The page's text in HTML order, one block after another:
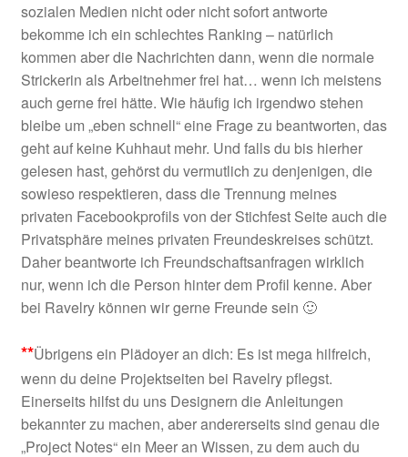
sozialen Medien nicht oder nicht sofort antworte
bekomme ich ein schlechtes Ranking – natürlich
kommen aber die Nachrichten dann, wenn die normale
Strickerin als Arbeitnehmer frei hat… wenn ich meistens
auch gerne frei hätte. Wie häufig ich irgendwo stehen
bleibe um „eben schnell“ eine Frage zu beantworten, das
geht auf keine Kuhhaut mehr. Und falls du bis hierher
gelesen hast, gehörst du vermutlich zu denjenigen, die
sowieso respektieren, dass die Trennung meines
privaten Facebookprofils von der Stichfest Seite auch die
Privatsphäre meines privaten Freundeskreises schützt.
Daher beantworte ich Freundschaftsanfragen wirklich
nur, wenn ich die Person hinter dem Profil kenne. Aber
bei Ravelry können wir gerne Freunde sein 🙂
**Übrigens ein Plädoyer an dich: Es ist mega hilfreich,
wenn du deine Projektseiten bei Ravelry pflegst.
Einerseits hilfst du uns Designern die Anleitungen
bekannter zu machen, aber andererseits sind genau die
„Project Notes“ ein Meer an Wissen, zu dem auch du